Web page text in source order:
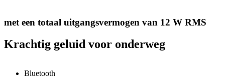
met een totaal uitgangsvermogen van 12 W RMS
Krachtig geluid voor onderweg
Bluetooth